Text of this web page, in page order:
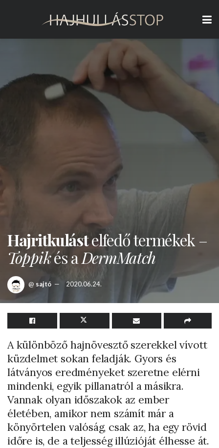
Hajritkulástelfedő termékek –
Toppikés aDermMatch
@ sajtó 2020.06.24.
A különböző hajnövesztő szerekkel vívott
küzdelmet sokan feladják. Gyors és
látványos eredményeket szeretne elérni
mindenki, egyik pillanatról a másikra.
Vannak olyan időszakok az ember
életében, amikor nem számít már a
könyörtelen valóság, csak az, ha egy rövid
időre is, de a teljesség illúzióját élhesse át.